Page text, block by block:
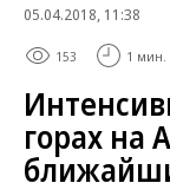
05.04.2018, 11:38
153 1 мин.
горах на